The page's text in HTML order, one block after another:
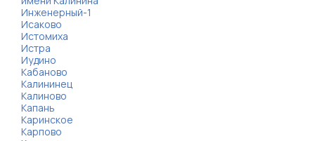
Инженерный-1
Исаково
Истомиха
Истра
Иудино
Кабаново
Калининец
Калиново
Капань
Каринское
Карпово